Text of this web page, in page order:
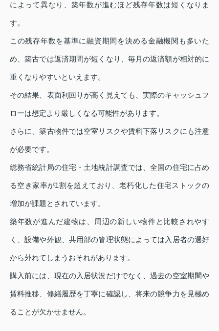
によって異なり、築年数が進むほど残存年数は短くなりま
す。
この残存年数を基準に融資期間を決める金融機関も多いた
め、築古では返済期間が短くなり、毎月の返済額が相対的に
重くなりやすいといえます。
その結果、表面利回りが高く見えても、実際のキャッシュフ
ローは想定より厳しくなる可能性があります。
さらに、築古物件では空室リスクや賃料下落リスクにも注意
が必要です。
総務省統計局の住宅・土地統計調査では、全国の住宅に占め
る空き家率が1割を超えており、老朽化した住宅ストックの
増加が課題とされています。
築年数が進んだ建物は、周辺の新しい物件と比較されやす
く、設備や外観、共用部の管理状態によっては入居者の選好
から外れてしまうおそれがあります。
購入前には、現在の入居状況だけでなく、過去の空室期間や
賃料推移、修繕履歴を丁寧に確認し、将来の競争力を見極め
ることが欠かせません。